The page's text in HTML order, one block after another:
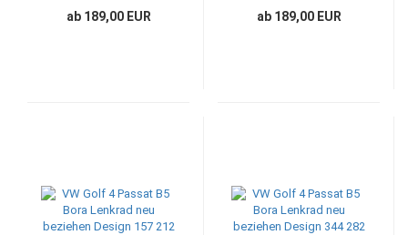
ab 189,00 EUR ab 189,00 EUR